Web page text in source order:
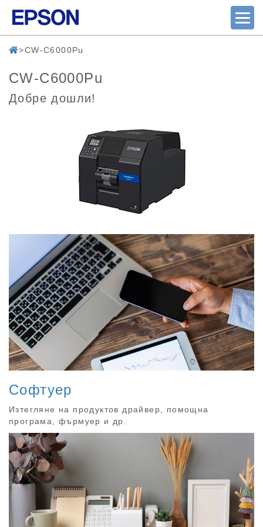
CW-C6000Pu
CW-C6000Pu
Добре дошли!
Софтуер
Изтегляне на продуктов драйвер, помощна
програма, фърмуер и др.